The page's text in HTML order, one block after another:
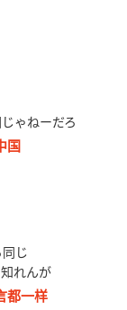
ゃねーだろ
国
じ
れんが
都一样